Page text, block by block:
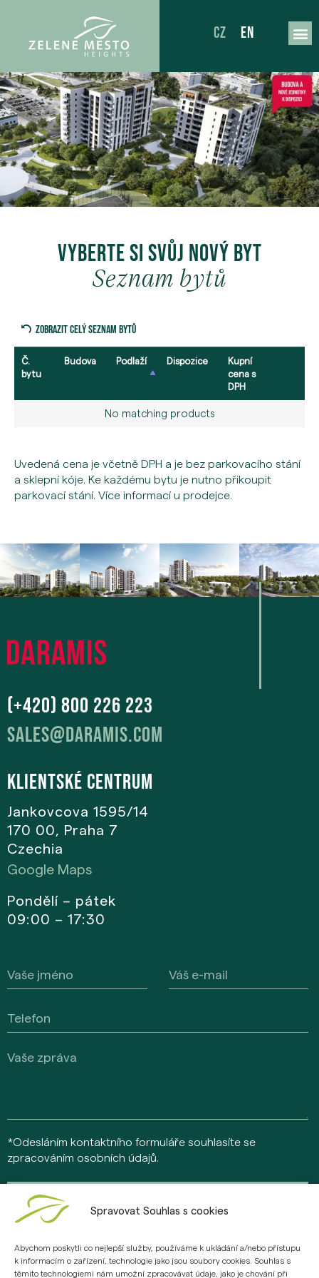
Spravovat Souhlas s cookies
Abychom poskytli co nejlepší služby, používáme k ukládání a/nebo přístupu
k informacím o zařízení, technologie jako jsou soubory cookies. Souhlas s
těmito technologiemi nám umožní zpracovávat údaje, jako je chování při
CZ EN
Vyberte si svůj nový byt
Seznam bytů
Zobrazit celý seznam bytů
Č.
bytu
Budova Podlaží Dispozice
Kupní
cena s
DPH
No matching products
Uvedená cena je včetně DPH a je bez parkovacího stání
a sklepní kóje. Ke každému bytu je nutno přikoupit
parkovací stání. Více informací u prodejce.
(+420) 800 226 223
sales@daramis.com
Klientské centrum
Jankovcova 1595/14
170 00, Praha 7
Czechia
Google Maps
Pondělí – pátek
09:00 – 17:30
*Odesláním kontaktního formuláře souhlasíte se
zpracováním osobních údajů.
© 2026 Daramis Heights s.r.o., Jankovcova 1595/14, Praha 7 – Holešovice,
IČO: 24278998. Všechna práva vyhrazena „Kupující má právo na mimosoudní